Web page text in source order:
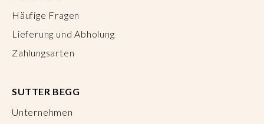
Häufige Fragen
Lieferung und Abholung
Zahlungsarten
SUTTER BEGG
Unternehmen